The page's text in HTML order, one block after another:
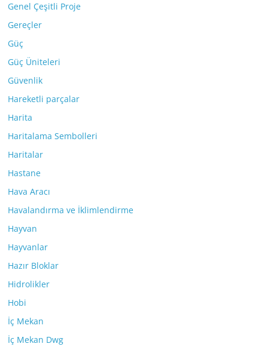
Genel Çeşitli Proje
Gereçler
Güç
Güç Üniteleri
Güvenlik
Hareketli parçalar
Harita
Haritalama Sembolleri
Haritalar
Hastane
Hava Aracı
Havalandırma ve İklimlendirme
Hayvan
Hayvanlar
Hazır Bloklar
Hidrolikler
Hobi
İç Mekan
İç Mekan Dwg